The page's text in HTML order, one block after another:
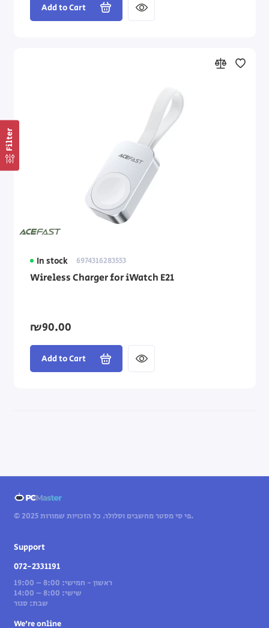
Filter
Add to Cart
In stock 6974316283553
Wireless Charger for iWatch E21
₪90.00
Add to Cart
© 2025 פי סי מסטר מחשבים וסלולר. כל הזכויות שמורות.
Support
072-2331191
ראשון - חמישי: 8:00 – 19:00
שישי: 8:00 – 14:00
שבת: סגור
We’re online